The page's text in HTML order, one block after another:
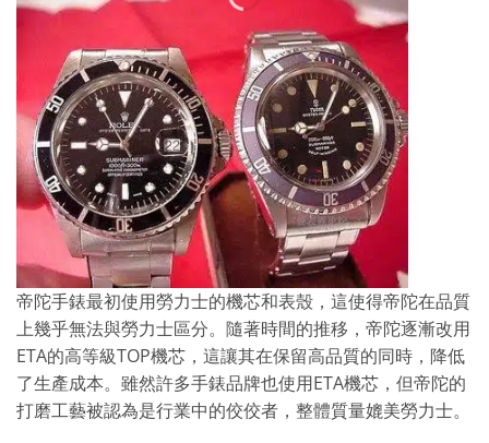
帝陀手錶最初使用勞力士的機芯和表殼，這使得帝陀在品質
上幾乎無法與勞力士區分。隨著時間的推移，帝陀逐漸改用
ETA的高等級TOP機芯，這讓其在保留高品質的同時，降低
了生產成本。雖然許多手錶品牌也使用ETA機芯，但帝陀的
打磨工藝被認為是行業中的佼佼者，整體質量媲美勞力士。